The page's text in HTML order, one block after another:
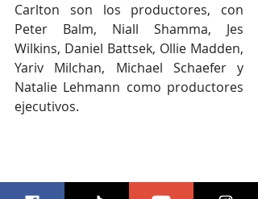
Carlton son los productores, con
Peter Balm, Niall Shamma, Jes
Wilkins, Daniel Battsek, Ollie Madden,
Yariv Milchan, Michael Schaefer y
Natalie Lehmann como productores
ejecutivos.